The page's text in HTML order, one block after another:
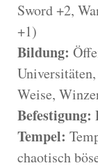
Sword +2,
+1)
Bildung:
Weise,
Befestigung:
Tempel:
chaotisch